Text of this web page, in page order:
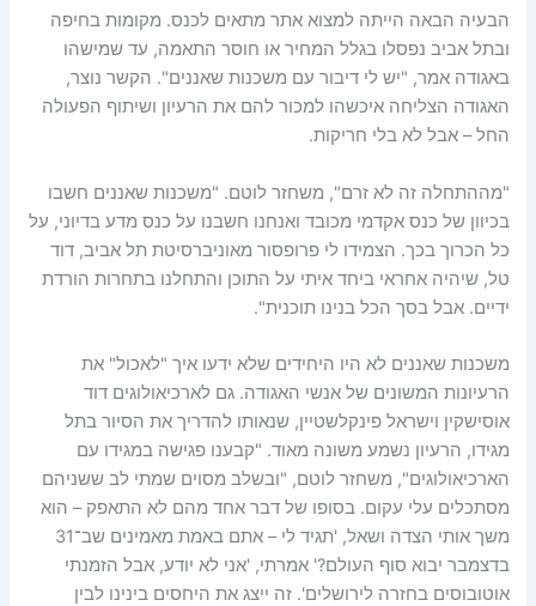
הבעיה הבאה הייתה למצוא אתר מתאים לכנס. מקומות בחיפה
ובתל אביב נפסלו בגלל המחיר או חוסר התאמה, עד שמישהו
באגודה אמר, "יש לי דיבור עם משכנות שאננים". הקשר נוצר,
האגודה הצליחה איכשהו למכור להם את הרעיון ושיתוף הפעולה
החל – אבל לא בלי חריקות.
"מההתחלה זה לא זרם", משחזר לוטם. "משכנות שאננים חשבו
בכיוון של כנס אקדמי מכובד ואנחנו חשבנו על כנס מדע בדיוני, על
כל הכרוך בכך. הצמידו לי פרופסור מאוניברסיטת תל אביב, דוד
טל, שיהיה אחראי ביחד איתי על התוכן והתחלנו בתחרות הורדת
ידיים. אבל בסך הכל בנינו תוכנית".
משכנות שאננים לא היו היחידים שלא ידעו איך "לאכול" את
הרעיונות המשונים של אנשי האגודה. גם לארכיאולוגים דוד
אוסישקין וישראל פינקלשטיין, שנאותו להדריך את הסיור בתל
מגידו, הרעיון נשמע משונה מאוד. "קבענו פגישה במגידו עם
הארכיאולוגים", משחזר לוטם, "ובשלב מסוים שמתי לב ששניהם
מסתכלים עלי עקום. בסופו של דבר אחד מהם לא התאפק – הוא
משך אותי הצדה ושאל, 'תגיד לי – אתם באמת מאמינים שב־31
בדצמבר יבוא סוף העולם?' אמרתי, 'אני לא יודע, אבל הזמנתי
אוטובוסים בחזרה לירושלים'. זה ייצג את היחסים בינינו לבין